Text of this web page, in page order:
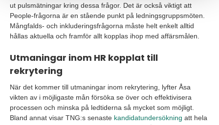
ut pulsmätningar kring dessa frågor. Det är också viktigt att
People-frågorna är en stående punkt på ledningsgruppsmöten.
Mångfalds- och inkluderingsfrågorna måste helt enkelt alltid
hållas aktuella och framför allt kopplas ihop med affärsmålen.
Utmaningar inom HR kopplat till
rekrytering
När det kommer till utmaningar inom rekrytering, lyfter Åsa
vikten av i möjligaste mån försöka se över och effektivisera
processen och minska på ledtiderna så mycket som möjligt.
Bland annat visar TNG:s senaste kandidatundersökning att hela